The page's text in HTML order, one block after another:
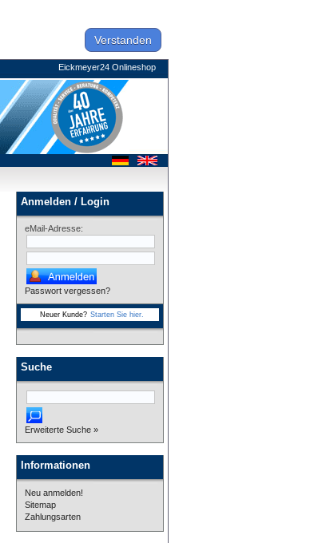
Verstanden
Eickmeyer24 Onlineshop
Anmelden / Login
eMail-Adresse:
Passwort vergessen?
Neuer Kunde? Starten Sie hier.
Suche
Erweiterte Suche »
Informationen
Neu anmelden!
Sitemap
Zahlungsarten